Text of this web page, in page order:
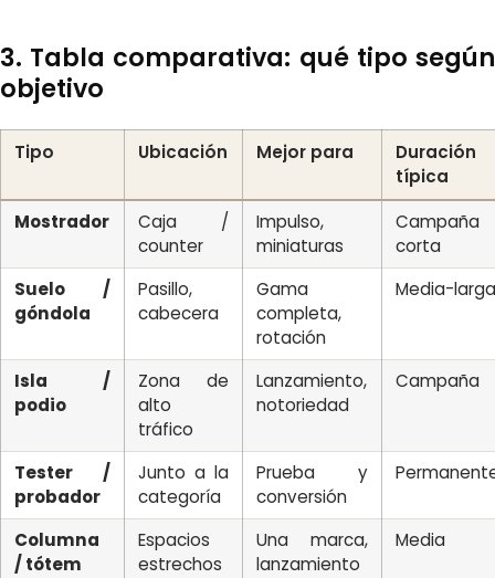
3. Tabla comparativa: qué tipo según
objetivo
Tipo Ubicación Mejor para
Duración
típica
Mostrador
Caja /
counter
Impulso,
miniaturas
Campaña
corta
Suelo /
góndola
Pasillo,
cabecera
Gama
completa,
rotación
Media-
Isla /
podio
Zona de
alto
tráfico
Lanzamiento,
notoriedad
Campaña
Tester /
probador
Junto a la
categoría
Prueba y
conversión
Columna
/ tótem
Espacios
estrechos
Una marca,
lanzamiento
Media